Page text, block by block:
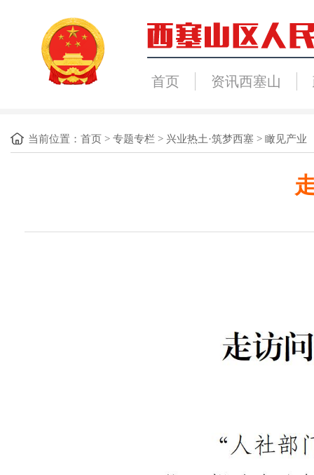
首页 资讯西塞山
当前位置： 首页 > 专题专栏 > 兴业热土·筑梦西塞 > 瞰见产业